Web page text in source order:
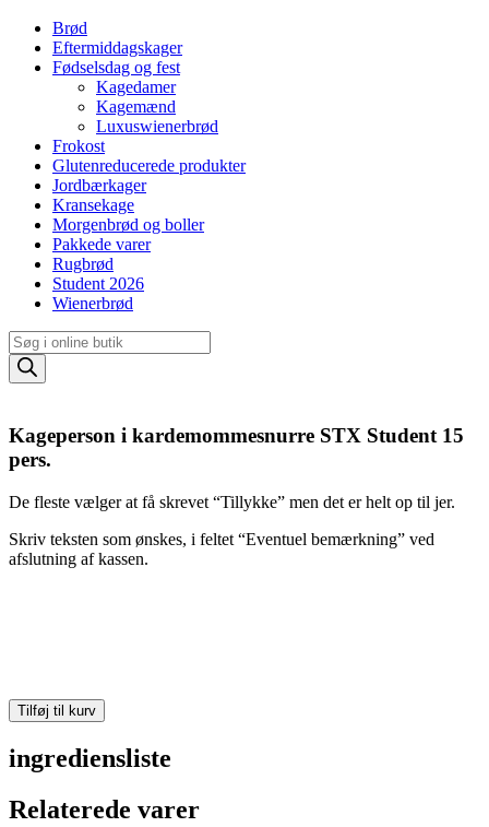
Brød
Eftermiddagskager
Fødselsdag og fest
Kagedamer
Kagemænd
Luxuswienerbrød
Frokost
Glutenreducerede produkter
Jordbærkager
Kransekage
Morgenbrød og boller
Pakkede varer
Rugbrød
Student 2026
Wienerbrød
Products
search
Kageperson i kardemommesnurre STX Student 15
pers.
De fleste vælger at få skrevet “Tillykke” men det er helt op til jer.
Skriv teksten som ønskes, i feltet “Eventuel bemærkning” ved
afslutning af kassen.
Kageperson
i
kardemommesnurre
STX
15
Tilføj til kurv
ingrediensliste
Relaterede varer